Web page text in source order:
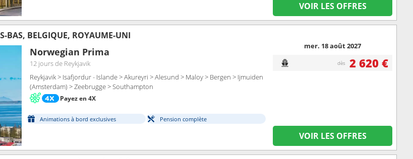
VOIR LES OFFRES
BAS, BELGIQUE, ROYAUME-UNI
Norwegian Prima
12 joursde Reykjavik
Reykjavik > Isafjordur - Islande > Akureyri > Alesund > Maloy > Bergen > Ijmuiden
(Amsterdam) > Zeebrugge > Southampton
Payez en 4X
Animations à bord exclusives Pension complète
mer. 18 août 2027
dès 2 620 €
VOIR LES OFFRES